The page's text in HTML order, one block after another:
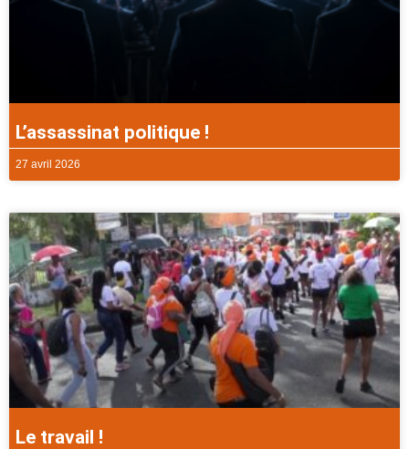
L’assassinat politique !
27 avril 2026
Le travail !